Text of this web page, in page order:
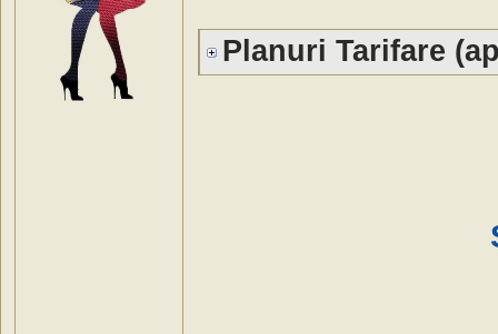
Planuri Tarifare